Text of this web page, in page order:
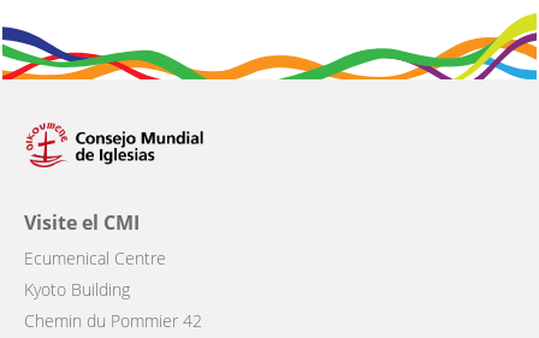
Visite el CMI
Ecumenical Centre
Kyoto Building
Chemin du Pommier 42